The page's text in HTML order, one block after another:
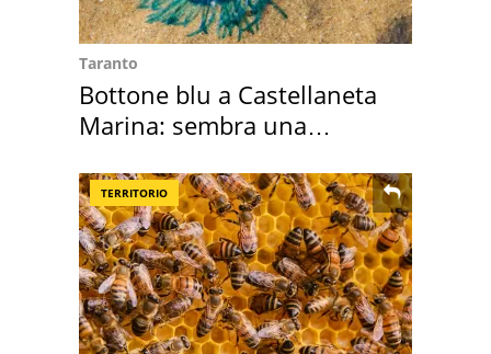
Taranto
Bottone blu a Castellaneta
Marina: sembra una
TERRITORIO